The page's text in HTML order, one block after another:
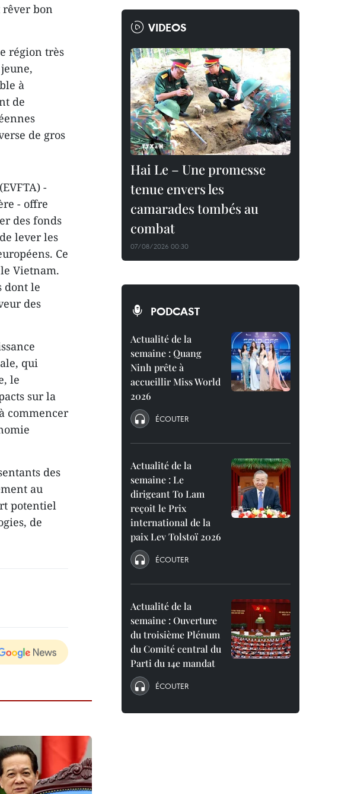
rêver bon
région très
à
de
de gros
-
- offre
des fonds
lever les
Ce
Vietnam.
dont le
des
qui
le
sur la
commencer
des
au
potentiel
de
VIDEOS
Hai Le – Une promesse
tenue envers les
camarades tombés au
combat
07/08/2026 00:30
PODCAST
Actualité de la
semaine : Quang
Ninh prête à
accueillir Miss World
2026
ÉCOUTER
Actualité de la
semaine : Le
dirigeant To Lam
reçoit le Prix
international de la
paix Lev Tolstoï 2026
ÉCOUTER
Actualité de la
semaine : Ouverture
du troisième Plénum
du Comité central du
Parti du 14e mandat
ÉCOUTER